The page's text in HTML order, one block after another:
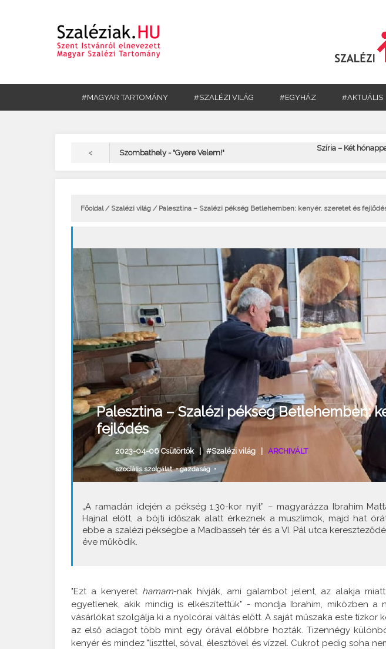
#MAGYAR TARTOMÁNY #SZALÉZI VILÁG #EGYHÁZ #AKTUÁLIS
< Szombathely - "Gyere Velem!"
Szíria – Két
Főoldal/ Szalézi világ / Palesztina – Szalézi pékség Betlehemben: kenyér, szeretet és
Palesztina – Szalézi pékség Betlehemben:
fejlődés
2023-04-06 Csütörtök | #Szalézi világ| ARCHIVÁLT
szociális szolgálat•gazdaság•
„A ramadán idején a pékség 1.30-kor nyit” – magyarázza Ibrahim
Hajnal előtt, a böjti időszak alatt érkeznek a muszlimok, majd hat
ebbe a szalézi pékségbe a Madbasseh tér és a VI. Pál utca
éve működik.
"Ezt a kenyerethamam-nak hívják, ami galambot jelent, az alakja
egyetlenek, akik mindig is elkészítettük" - mondja Ibrahim, miközben
vásárlókat szolgálja ki a nyolcórai váltás előtt. A saját műszaka este tízkor
az első adagot több mint egy órával előbbre hozták. Tizennégy
kenyér és mindez "liszttel, sóval, élesztővel és vízzel. Cukrot pedig soha